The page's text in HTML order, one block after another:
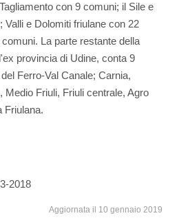
con 9 comuni; il Sile e
Valli e Dolomiti friulane con 22
La parte restante della
provincia di Udine, conta 9
Ferro-Val Canale; Carnia,
Medio Friuli, Friuli centrale, Agro
Friulana.
2018
Aggiornata il 10 gennaio 2019